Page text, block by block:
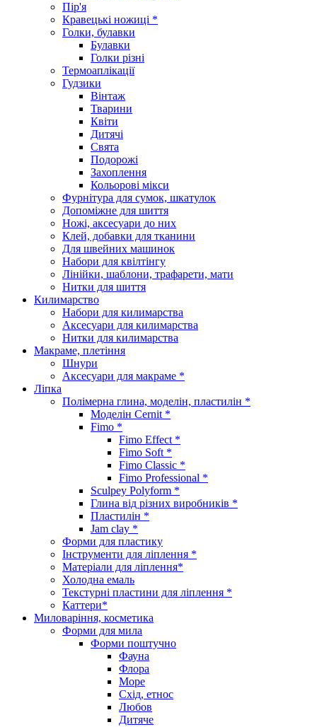
Пір'я
Кравецькі ножиці *
Голки, булавки
Булавки
Голки різні
Термоаплікації
Гудзики
Вінтаж
Тварини
Квіти
Дитячі
Свята
Подорожі
Захоплення
Кольорові мікси
Фурнітура для сумок, шкатулок
Допоміжне для шиття
Ножі, аксесуари до них
Клей, добавки для тканини
Для швейних машинок
Набори для квілтінгу
Лінійки, шаблони, трафарети, мати
Нитки для шиття
Килимарство
Набори для килимарства
Аксесуари для килимарства
Нитки для килимарства
Макраме, плетіння
Шнури
Аксесуари для макраме *
Ліпка
Полімерна глина, моделін, пластилін *
Моделін Cernit *
Fimo *
Fimo Effect *
Fimo Soft *
Fimo Classic *
Fimo Professional *
Sculpey Polyform *
Глина від різних виробників *
Пластилін *
Jam clay *
Форми для пластику
Інструменти для ліплення *
Матеріали для ліплення*
Холодна емаль
Текстурні пластини для ліплення *
Каттери*
Миловаріння, косметика
Форми для мила
Форми поштучно
Фауна
Флора
Море
Схід, етнос
Любов
Дитяче